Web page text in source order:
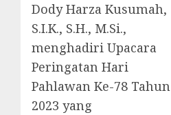
Dody Harza Kusumah,
S.I.K., S.H., M.Si.,
menghadiri Upacara
Peringatan Hari
Pahlawan Ke-78 Tahun
2023 yang